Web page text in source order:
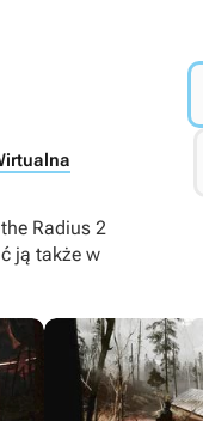
Radius 2
ją także w